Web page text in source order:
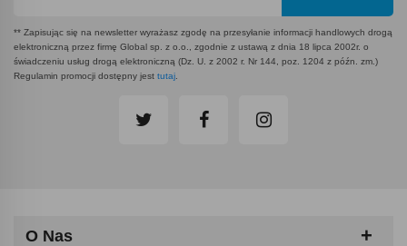
** Zapisując się na newsletter wyrażasz zgodę na przesyłanie informacji handlowych drogą
elektroniczną przez firmę Global sp. z o.o., zgodnie z ustawą z dnia 18 lipca 2002r. o
świadczeniu usług drogą elektroniczną (Dz. U. z 2002 r. Nr 144, poz. 1204 z późn. zm.)
Regulamin promocji dostępny jest tutaj
O Nas